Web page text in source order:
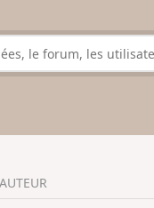
AUTEUR